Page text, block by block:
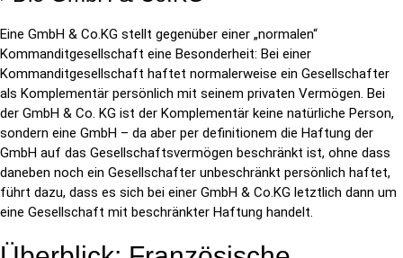
Eine GmbH & Co.KG stellt gegenüber einer „normalen“
Kommanditgesellschaft eine Besonderheit: Bei einer
Kommanditgesellschaft haftet normalerweise ein Gesellschafter
als Komplementär persönlich mit seinem privaten Vermögen. Bei
der GmbH & Co. KG ist der Komplementär keine natürliche Person,
sondern eine GmbH – da aber per definitionem die Haftung der
GmbH auf das Gesellschaftsvermögen beschränkt ist, ohne dass
daneben noch ein Gesellschafter unbeschränkt persönlich haftet,
führt dazu, dass es sich bei einer GmbH & Co.KG letztlich dann um
eine Gesellschaft mit beschränkter Haftung handelt.